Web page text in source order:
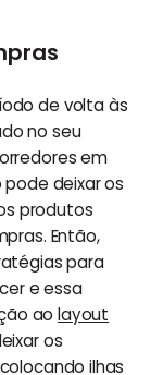
de volta às
no seu
em
deixar os
produtos
Então,
para
e essa
aolayout
os
ilhas